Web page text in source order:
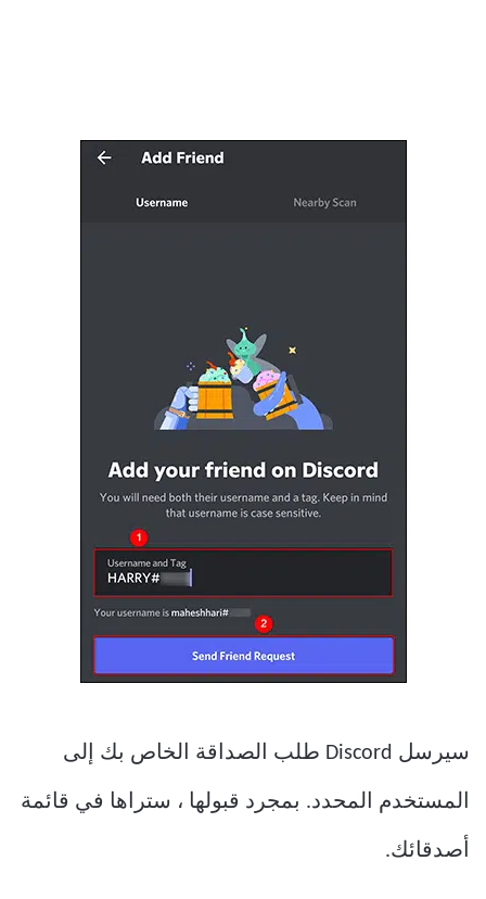
سيرسل Discord طلب الصداقة الخاص بك إلى
المستخدم المحدد. بمجرد قبولها ، ستراها في قائمة
أصدقائك.